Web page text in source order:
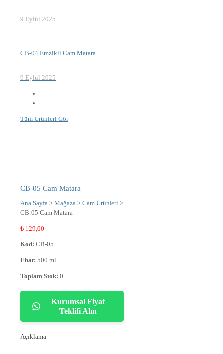
9 Eylül 2025
CB-04 Emzikli Cam Matara
9 Eylül 2025
Tüm Ürünleri Gör
CB-05 Cam Matara
Ana Sayfa > Mağaza > Cam Ürünleri >
CB-05 Cam Matara
₺ 129,00
Kod: CB-05
Ebat: 500 ml
Toplam Stok: 0
Kurumsal Fiyat
Teklifi Alın
Açıklama